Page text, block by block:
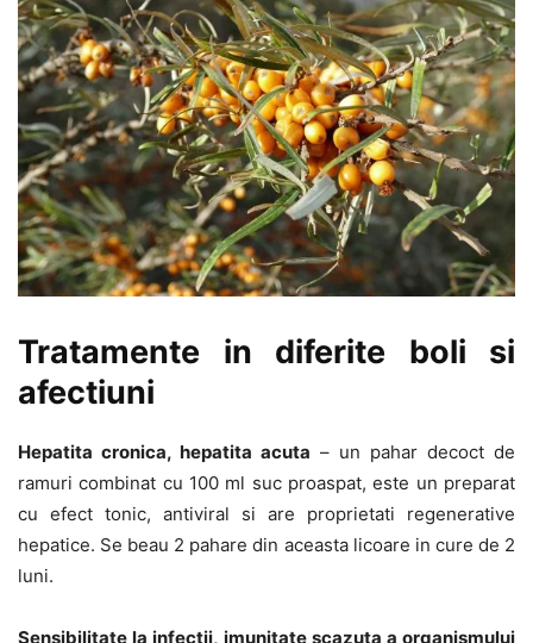
Tratamente in diferite boli si
afectiuni
Hepatita cronica, hepatita acuta – un pahar decoct de
ramuri combinat cu 100 ml suc proaspat, este un preparat
cu efect tonic, antiviral si are proprietati regenerative
hepatice. Se beau 2 pahare din aceasta licoare in cure de 2
luni.
Sensibilitate la infectii, imunitate scazuta a organismului